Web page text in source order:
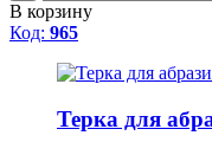
В корзину
Код: 965
Терка для